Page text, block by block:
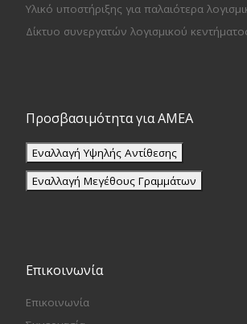
Υλικό υποστήριξης για παλαιότερα
Δίκτυο συνεργατών λογισμικού
Προσβασιμότητα για ΑΜΕΑ
Εναλλαγή Υψηλής Αντίθεσης
Εναλλαγή Μεγέθους Γραμμάτων
Επικοινωνία
Επικοινωνία